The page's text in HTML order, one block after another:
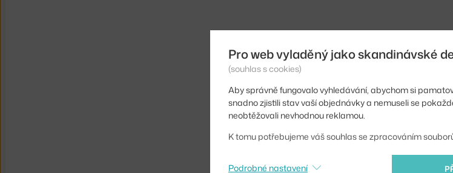
Pro web vyladěný jako skandinávské
(souhlas s cookies)
Aby správně fungovalo vyhledávání, abychom si
snadno zjistili stav vaší objednávky a nemuseli se
neobtěžovali nevhodnou reklamou.
K tomu potřebujeme váš souhlas se zpracováním
Podrobné nastavení